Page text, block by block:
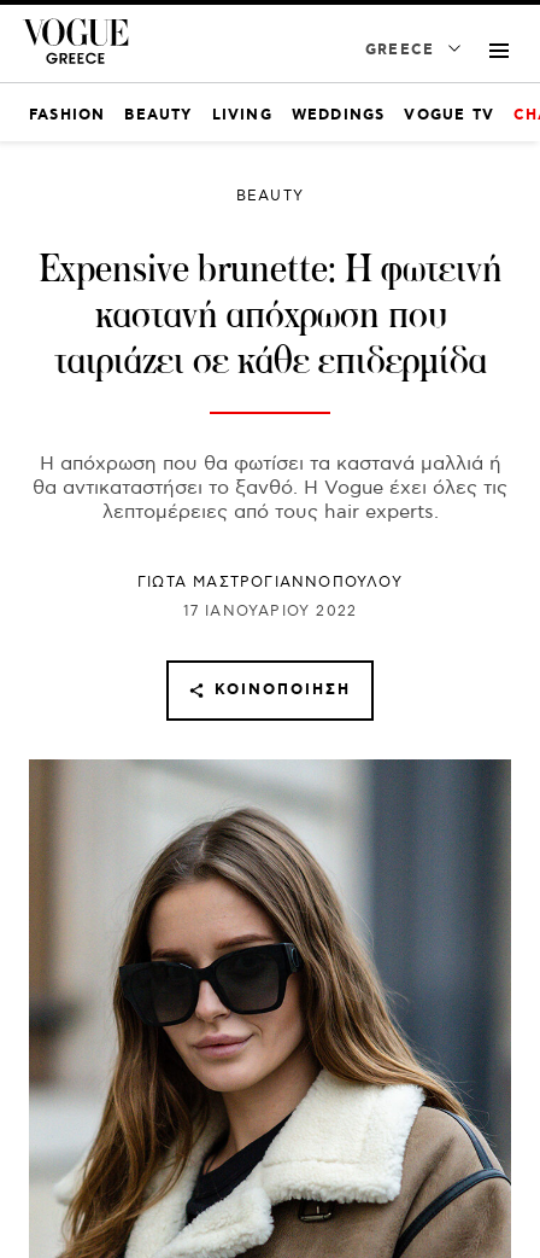
GREECE
FASHION BEAUTY LIVING WEDDINGS VOGUE TV
BEAUTY
Expensive brunette: Η φωτεινή
καστανή απόχρωση που
ταιριάζει σε κάθε επιδερμίδα
Η απόχρωση που θα φωτίσει τα καστανά μαλλιά ή
θα αντικαταστήσει το ξανθό. Η Vogue έχει όλες τις
λεπτομέρειες από τους hair experts.
ΓΙΩΤΑ ΜΑΣΤΡΟΓΙΑΝΝΟΠΟΥΛΟΥ
17 ΙΑΝΟΥΑΡΊΟΥ 2022
ΚΟΙΝΟΠΟΊΗΣΗ